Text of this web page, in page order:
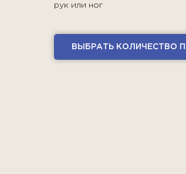
рук или ног
ВЫБРАТЬ КОЛИЧЕСТВО